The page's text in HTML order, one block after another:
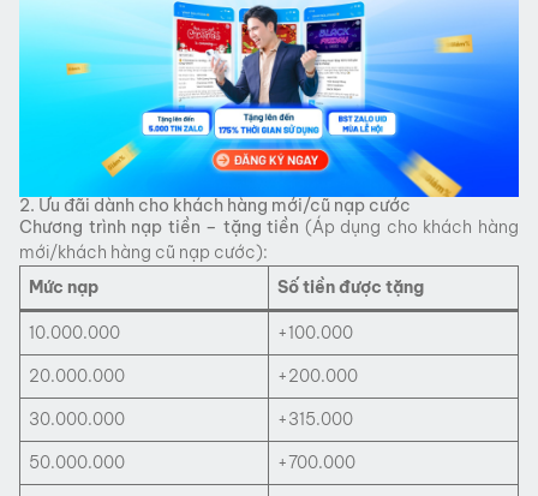
2. Ưu đãi dành cho khách hàng mới/cũ nạp cước
Chương trình nạp tiền – tặng tiền (Áp dụng cho khách hàng
mới/khách hàng cũ nạp cước):
Mức nạp
Số tiền được tặng
10.000.000
+100.000
20.000.000
+200.000
30.000.000
+315.000
50.000.000
+700.000